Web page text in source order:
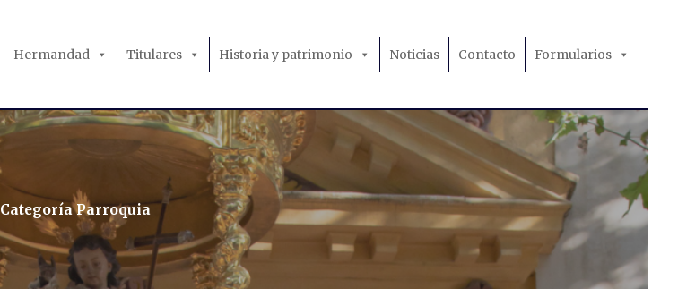
Hermandad Titulares Historia y patrimonio Noticias Contacto Formularios
Categoría Parroquia